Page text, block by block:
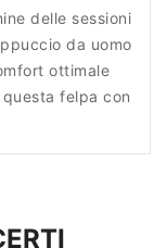
delle sessioni
da uomo
ottimale
felpa con